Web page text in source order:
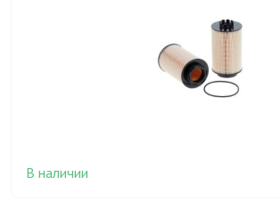
В наличии